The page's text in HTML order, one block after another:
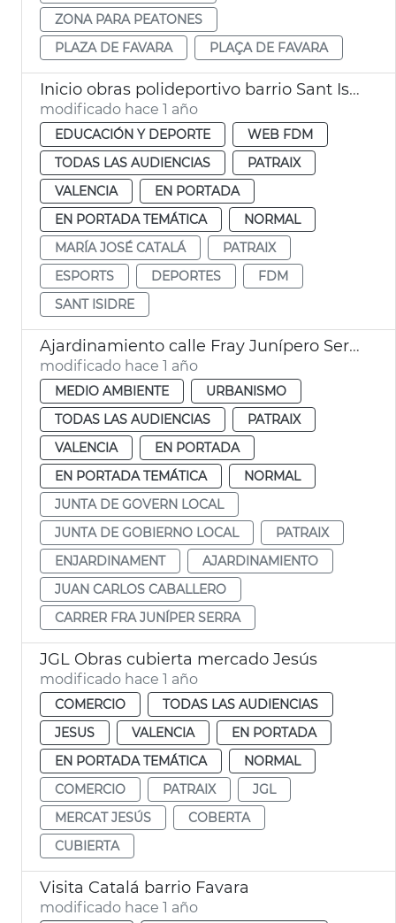
ZONA PARA PEATONES
PLAZA DE FAVARA
PLAÇA DE FAVARA
Inicio obras polideportivo barrio Sant Isidre València
modificado hace 1 año
EDUCACIÓN Y DEPORTE
WEB FDM
TODAS LAS AUDIENCIAS
PATRAIX
VALENCIA
EN PORTADA
EN PORTADA TEMÁTICA
NORMAL
MARÍA JOSÉ CATALÁ
PATRAIX
ESPORTS
DEPORTES
FDM
SANT ISIDRE
Ajardinamiento calle Fray Junípero Serra Patraix
modificado hace 1 año
MEDIO AMBIENTE
URBANISMO
TODAS LAS AUDIENCIAS
PATRAIX
VALENCIA
EN PORTADA
EN PORTADA TEMÁTICA
NORMAL
JUNTA DE GOVERN LOCAL
JUNTA DE GOBIERNO LOCAL
PATRAIX
ENJARDINAMENT
AJARDINAMIENTO
JUAN CARLOS CABALLERO
CARRER FRA JUNÍPER SERRA
JGL Obras cubierta mercado Jesús
modificado hace 1 año
COMERCIO
TODAS LAS AUDIENCIAS
JESUS
VALENCIA
EN PORTADA
EN PORTADA TEMÁTICA
NORMAL
COMERCIO
PATRAIX
JGL
MERCAT JESÚS
COBERTA
CUBIERTA
Visita Catalá barrio Favara
modificado hace 1 año